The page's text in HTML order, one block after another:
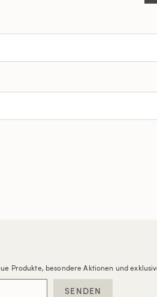
Produkte, besondere Aktionen und
SENDEN